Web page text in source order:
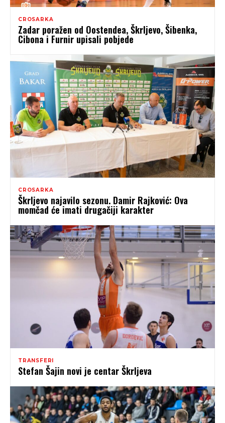
CROSARKA
Zadar poražen od Oostendea, Škrljevo, Šibenka,
Cibona i Furnir upisali pobjede
CROSARKA
Škrljevo najavilo sezonu. Damir Rajković: Ova
momčad će imati drugačiji karakter
TRANSFERI
Stefan Šajin novi je centar Škrljeva